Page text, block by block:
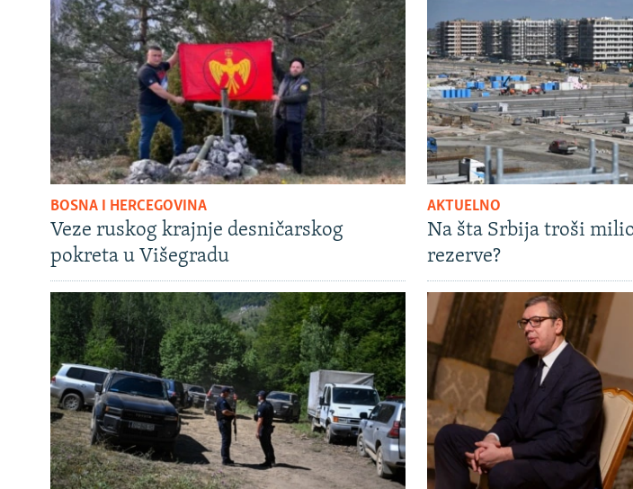
BOSNA I HERCEGOVINA
Veze ruskog krajnje desničarskog
pokreta u Višegradu
AKTUELNO
Na šta Srbija troši
rezerve?